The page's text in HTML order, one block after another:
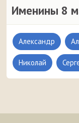
Именины 8
Александр
Николай